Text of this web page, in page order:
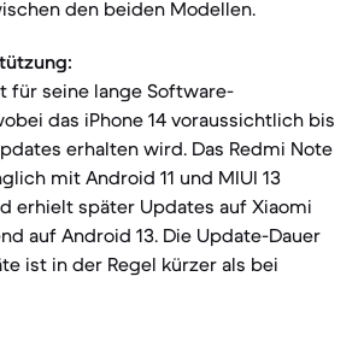
den beiden Modellen.
für seine lange Software-
das iPhone 14 voraussichtlich bis
erhalten wird. Das Redmi Note
mit Android 11 und MIUI 13
erhielt später Updates auf Xiaomi
auf Android 13. Die Update-Dauer
ist in der Regel kürzer als bei